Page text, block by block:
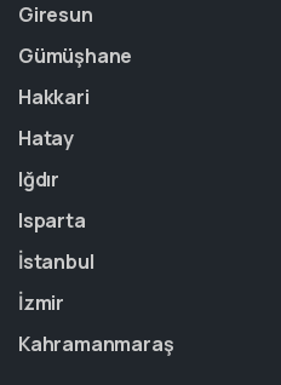
Giresun
Gümüşhane
Hakkari
Hatay
Iğdır
Isparta
İstanbul
İzmir
Kahramanmaraş